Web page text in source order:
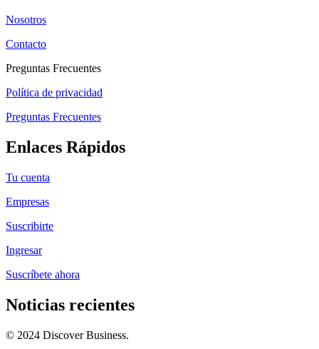
Nosotros
Contacto
Preguntas Frecuentes
Política de privacidad
Preguntas Frecuentes
Enlaces Rápidos
Tu cuenta
Empresas
Suscribirte
Ingresar
Suscríbete ahora
Noticias recientes
© 2024 Discover Business.